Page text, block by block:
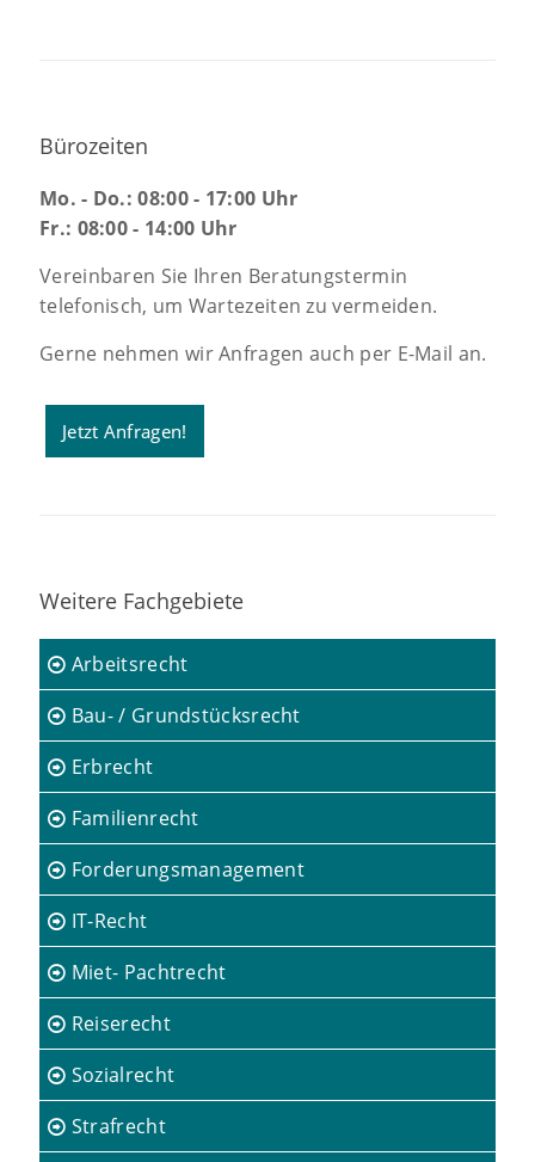
Bürozeiten
Mo. - Do.: 08:00 - 17:00 Uhr
Fr.: 08:00 - 14:00 Uhr
Vereinbaren Sie Ihren Beratungstermin
telefonisch, um Wartezeiten zu vermeiden.
Gerne nehmen wir Anfragen auch per E-Mail an.
Jetzt Anfragen!
Weitere Fachgebiete
Arbeitsrecht
Bau- / Grundstücksrecht
Erbrecht
Familienrecht
Forderungsmanagement
IT-Recht
Miet- Pachtrecht
Reiserecht
Sozialrecht
Strafrecht